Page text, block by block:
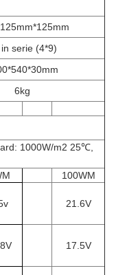
serie (4*9)
6kg
1000W/m2 25℃,
100WM
21.6V
17.5V